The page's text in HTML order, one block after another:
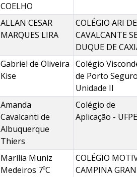
COELHO
ALLAN CESAR
MARQUES LIRA
COLÉGIO ARI
CAVALCANTE
DUQUE DE
Gabriel de Oliveira
Kise
Colégio
de Porto
Unidade II
Amanda
Cavalcanti de
Albuquerque
Thiers
Colégio de
Aplicação - UFPE
Marília Muniz
Medeiros 7ºC
COLÉGIO
CAMPINA